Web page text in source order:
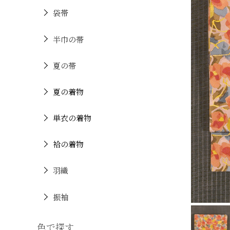
袋帯
半巾の帯
夏の帯
夏の着物
単衣の着物
袷の着物
羽織
振袖
色で探す